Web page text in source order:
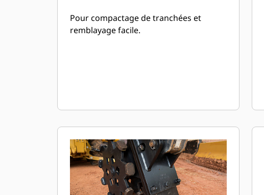
Pour compactage de tranchées et
remblayage facile.